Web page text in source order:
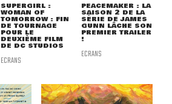
SUPERGIRL :
WOMAN OF
TOMORROW : FIN
DE TOURNAGE
POUR LE
DEUXIÈME FILM
DE DC STUDIOS
ECRANS
PEACEMAKER : LA
SAISON 2 DE LA
SÉRIE DE JAMES
GUNN LÂCHE SON
PREMIER TRAILER
!
ECRANS